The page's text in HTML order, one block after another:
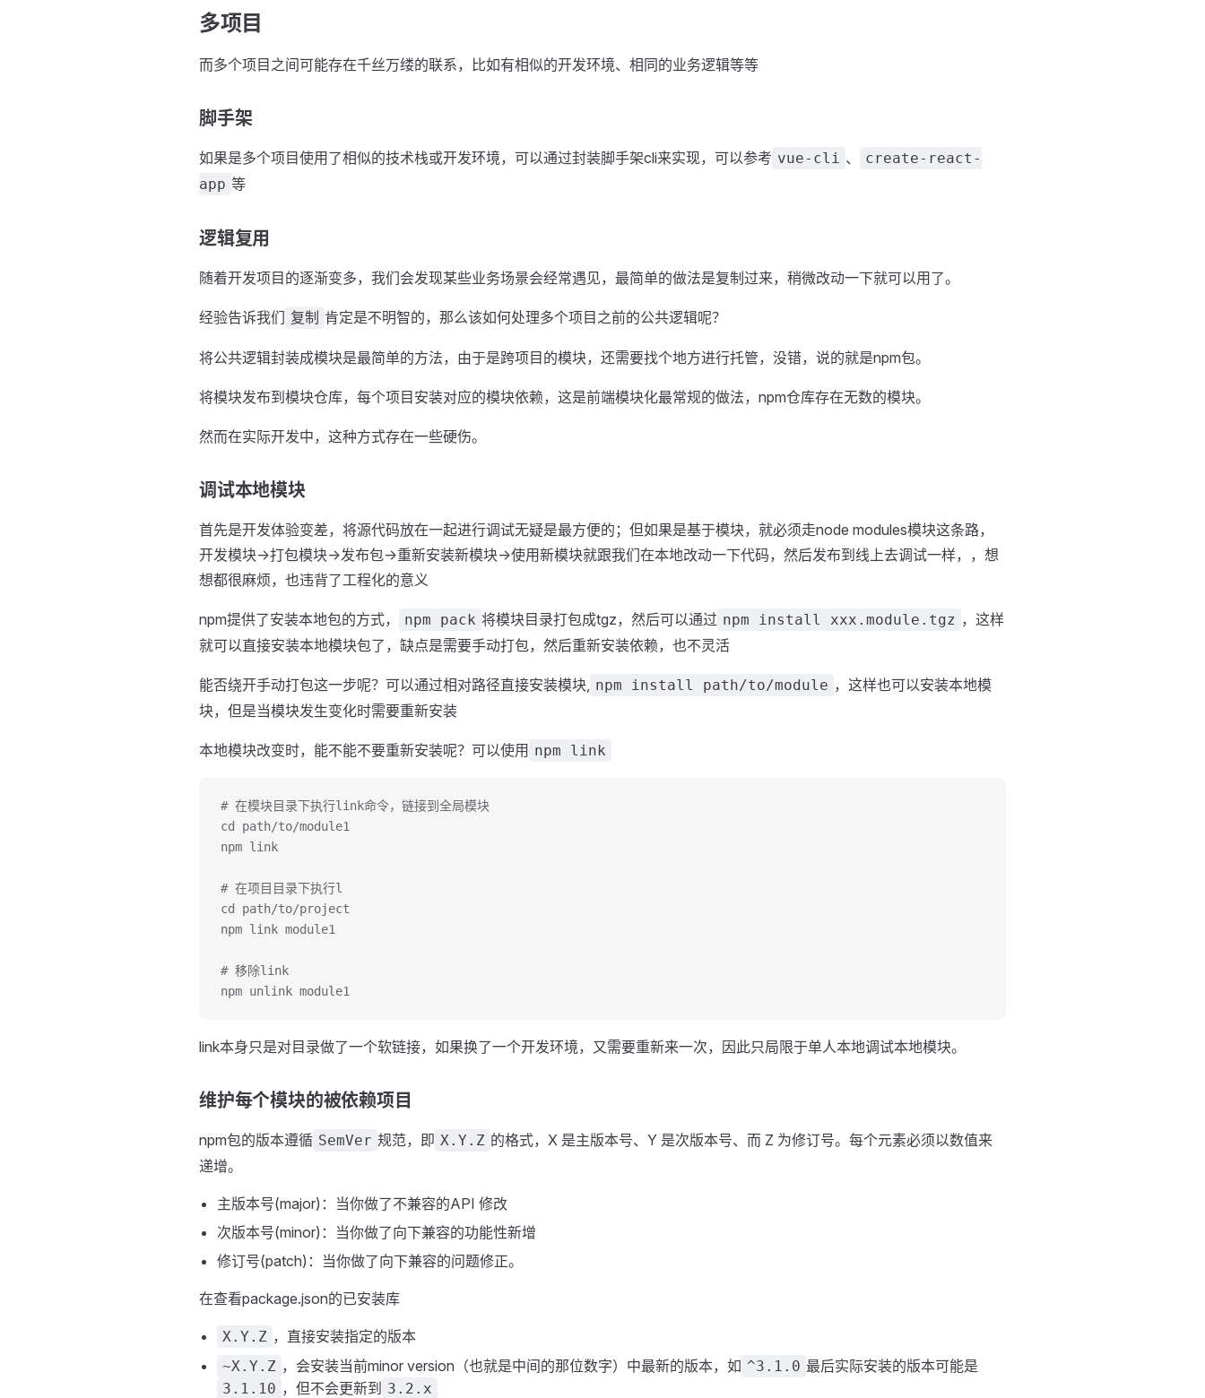
多项目
而多个项目之间可能存在千丝万缕的联系，比如有相似的开发环境、相同的业务逻辑等等
脚手架
如果是多个项目使用了相似的技术栈或开发环境，可以通过封装脚手架cli来实现，可以参考 vue-cli 、
create-react-
app 等
逻辑复用
随着开发项目的逐渐变多，我们会发现某些业务场景会经常遇见，最简单的做法是复制过来，稍微改动一下就可以用了。
经验告诉我们 复制 肯定是不明智的，那么该如何处理多个项目之前的公共逻辑呢？
将公共逻辑封装成模块是最简单的方法，由于是跨项目的模块，还需要找个地方进行托管，没错，说的就是npm包。
将模块发布到模块仓库，每个项目安装对应的模块依赖，这是前端模块化最常规的做法，npm仓库存在无数的模块。
然而在实际开发中，这种方式存在一些硬伤。
调试本地模块
首先是开发体验变差，将源代码放在一起进行调试无疑是最方便的；但如果是基于模块，就必须走node modules模块这条路，
开发模块->打包模块->发布包->重新安装新模块->使用新模块就跟我们在本地改动一下代码，然后发布到线上去调试一样，，想
想都很麻烦，也违背了工程化的意义
npm提供了安装本地包的方式， npm pack 将模块目录打包成tgz，然后可以通过 npm install xxx.module.tgz ，这样
就可以直接安装本地模块包了，缺点是需要手动打包，然后重新安装依赖，也不灵活
能否绕开手动打包这一步呢？可以通过相对路径直接安装模块, npm install path/to/module ，这样也可以安装本地模
块，但是当模块发生变化时需要重新安装
本地模块改变时，能不能不要重新安装呢？可以使用 npm link
# 在模块目录下执行link命令，链接到全局模块
cd path/to/module1
npm link
# 在项目目录下执行l
cd path/to/project
npm link module1
# 移除link
npm unlink module1
link本身只是对目录做了一个软链接，如果换了一个开发环境，又需要重新来一次，因此只局限于单人本地调试本地模块。
维护每个模块的被依赖项目
npm包的版本遵循 SemVer 规范，即 X.Y.Z 的格式，X 是主版本号、Y 是次版本号、而 Z 为修订号。每个元素必须以数值来
递增。
主版本号(major)：当你做了不兼容的API 修改
次版本号(minor)：当你做了向下兼容的功能性新增
修订号(patch)：当你做了向下兼容的问题修正。
在查看package.json的已安装库
X.Y.Z ，直接安装指定的版本
~X.Y.Z ，会安装当前minor version（也就是中间的那位数字）中最新的版本，如 ^3.1.0 最后实际安装的版本可能是
3.1.10 ，但不会更新到 3.2.x